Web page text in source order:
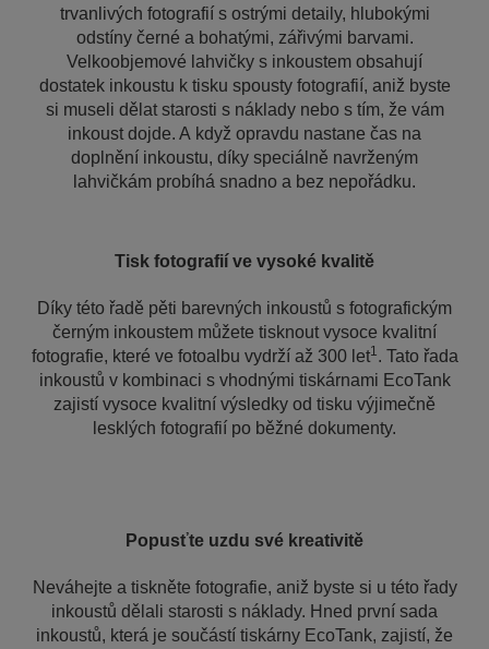
trvanlivých fotografií s ostrými detaily, hlubokými
odstíny černé a bohatými, zářivými barvami.
Velkoobjemové lahvičky s inkoustem obsahují
dostatek inkoustu k tisku spousty fotografií, aniž byste
si museli dělat starosti s náklady nebo s tím, že vám
inkoust dojde. A když opravdu nastane čas na
doplnění inkoustu, díky speciálně navrženým
lahvičkám probíhá snadno a bez nepořádku.
Tisk fotografií ve vysoké kvalitě
Díky této řadě pěti barevných inkoustů s fotografickým
černým inkoustem můžete tisknout vysoce kvalitní
fotografie, které ve fotoalbu vydrží až 300 let1. Tato řada
inkoustů v kombinaci s vhodnými tiskárnami EcoTank
zajistí vysoce kvalitní výsledky od tisku výjimečně
lesklých fotografií po běžné dokumenty.
Popusťte uzdu své kreativitě
Neváhejte a tiskněte fotografie, aniž byste si u této řady
inkoustů dělali starosti s náklady. Hned první sada
inkoustů, která je součástí tiskárny EcoTank, zajistí, že